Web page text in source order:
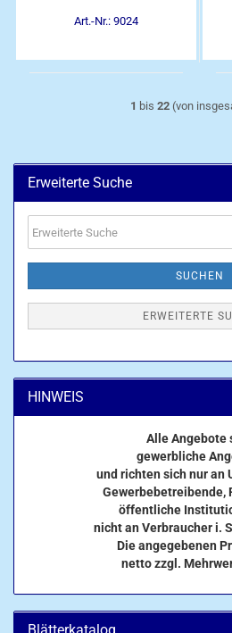
Art.-Nr.: 9024
1 bis 22 (von
Erweiterte Suche
Suche
SUCHEN
ERWEITERTE
HINWEIS
Alle Angebote
gewerbliche
und richten sich nur an
Gewerbebetreibende,
öffentliche
nicht an Verbraucher i.
Die angegebenen
netto zzgl.